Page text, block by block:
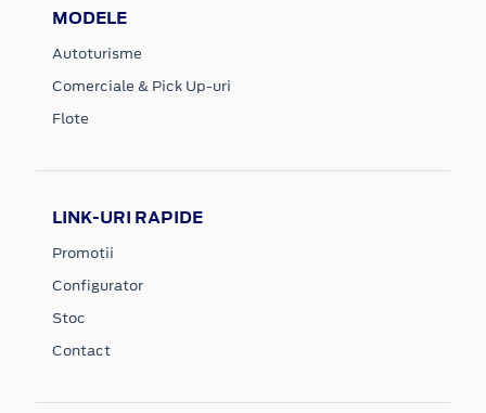
MODELE
Autoturisme
Comerciale & Pick Up-uri
Flote
LINK-URI RAPIDE
Promotii
Configurator
Stoc
Contact